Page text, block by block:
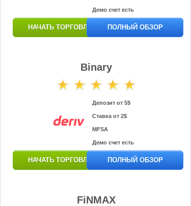
Демо счет есть
НАЧАТЬ ТОРГОВЛЮ ПОЛНЫЙ ОБЗОР
Binary
Депозит от 5$
Ставка от 2$
MFSA
Демо счет есть
НАЧАТЬ ТОРГОВЛЮ ПОЛНЫЙ ОБЗОР
FiNMAX